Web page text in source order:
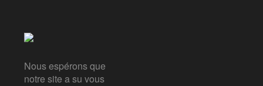
Nous espérons que
notre site a su vous